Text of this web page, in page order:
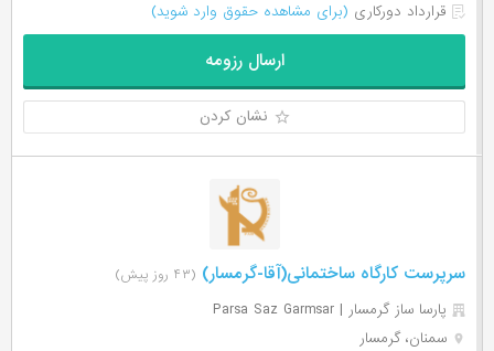
قرارداد دورکاری (برای مشاهده حقوق وارد شوید)
ارسال رزومه
نشان کردن
سرپرست کارگاه ساختمانی(آقا-گرمسار) (۴۳ روز پیش)
پارسا ساز گرمسار | Parsa Saz Garmsar
سمنان، گرمسار